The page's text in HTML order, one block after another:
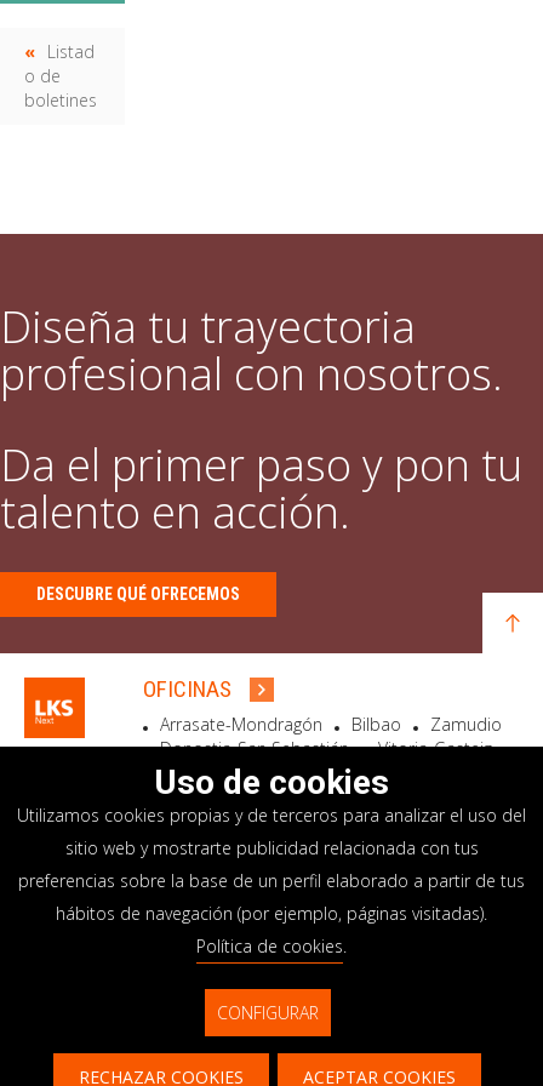
Listad
o de
boletines
Diseña tu trayectoria
profesional con nosotros.
Da el primer paso y pon tu
talento en acción.
DESCUBRE QUÉ OFRECEMOS
OFICINAS
Arrasate-Mondragón Bilbao
Zamudio
Donostia-San Sebastián
Vitoria-Gasteiz
Madrid
El Astillero Bidart
SEDE SOCIAL
Goiru, 7 Arrasate-Mondragón
CP 20500 GIPUZKOA – SPAIN
+34 900 84 14 14
info@lksnext.com
Aviso legal
Portal de privacidad
Política de cookies
Sistema interno información
Uso de cookies
Utilizamos cookies propias y de terceros para analizar el uso del
sitio web y mostrarte publicidad relacionada con tus
preferencias sobre la base de un perfil elaborado a partir de tus
hábitos de navegación (por ejemplo, páginas visitadas).
Política de cookies.
CONFIGURAR
RECHAZAR COOKIES ACEPTAR COOKIES